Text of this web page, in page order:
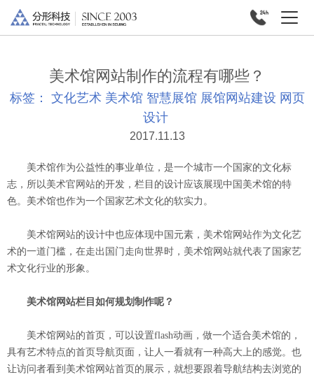
美术馆网站制作的流程有哪些？
标签： 文化艺术 美术馆 智慧展馆 展馆网站建设 网页
设计
2017.11.13
美术馆作为公益性的事业单位，是一个城市一个国家的文化标
志，所以美术官网站的开发，栏目的设计应该展现中国美术馆的特
色。美术馆也作为一个国家艺术文化的软实力。
美术馆网站的设计中也应体现中国元素，美术馆网站作为文化艺
术的一道门槛，在走出国门走向世界时，美术馆网站就代表了国家艺
术文化行业的形象。
美术馆网站栏目如何规划制作呢？
美术馆网站的首页，可以设置flash动画，做一个适合美术馆的，
具有艺术特点的首页导航页面，让人一看就有一种高大上的感觉。也
让访问者看到美术馆网站首页的展示，就想要跟着导航结构去浏览的